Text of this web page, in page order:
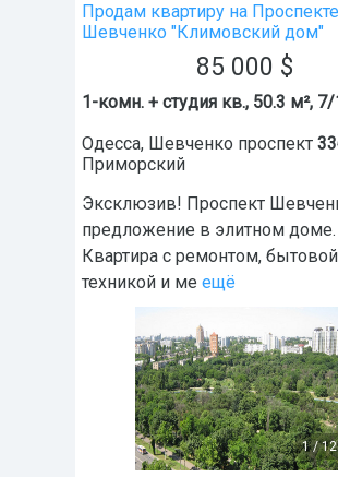
Продам квартиру на Проспекте
Шевченко "Климовский дом"
85 000 $
1-комн. + студия кв., 50.3 м²,
Одесса, Шевченко проспект
Приморский
Эксклюзив! Проспект
предложение в элитном доме.
Квартира с ремонтом, бытовой
техникой и ме ещё
1/12